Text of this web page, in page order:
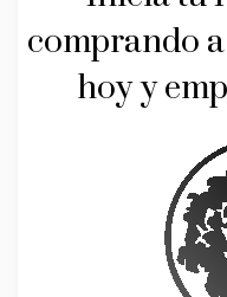
comprando
hoy y